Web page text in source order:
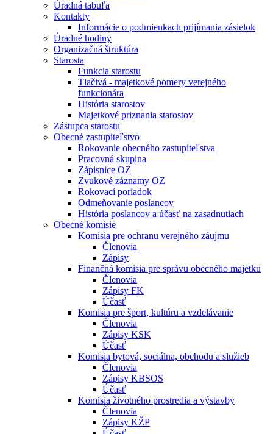
Úradná tabuľa
Kontakty
Informácie o podmienkach prijímania zásielok
Úradné hodiny
Organizačná štruktúra
Starosta
Funkcia starostu
Tlačivá - majetkové pomery verejného
funkcionára
História starostov
Majetkové priznania starostov
Zástupca starostu
Obecné zastupiteľstvo
Rokovanie obecného zastupiteľstva
Pracovná skupina
Zápisnice OZ
Zvukové záznamy OZ
Rokovací poriadok
Odmeňovanie poslancov
História poslancov a účasť na zasadnutiach
Obecné komisie
Komisia pre ochranu verejného záujmu
Členovia
Zápisy
Finančná komisia pre správu obecného majetku
Členovia
Zápisy FK
Účasť
Komisia pre šport, kultúru a vzdelávanie
Členovia
Zápisy KSK
Účasť
Komisia bytová, sociálna, obchodu a služieb
Členovia
Zápisy KBSOS
Účasť
Komisia životného prostredia a výstavby
Členovia
Zápisy KŽP